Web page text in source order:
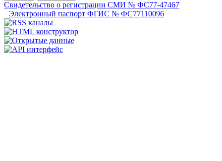
Свидетельство о регистрации СМИ № ФС77-47467
Электронный паспорт ФГИС № ФС77110096